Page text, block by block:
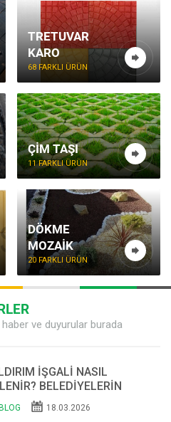
TRETUVAR
KARO
68 FARKLI ÜRÜN
ÇIM TAŞI
11 FARKLI ÜRÜN
DÖKME
MOZAIK
20 FARKLI ÜRÜN
ve duyurular burada
İŞGALI NASIL
BELEDIYELERIN
ÇÖZÜMLER (2026
18.03.2026